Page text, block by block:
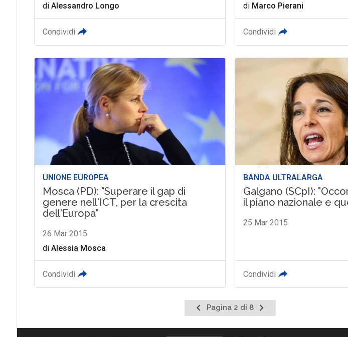
di Alessandro Longo
Condividi
di Marco Pierani
Condividi
UNIONE EUROPEA
Mosca (PD): "Superare il gap di
genere nell'ICT, per la crescita
dell'Europa"
26 Mar 2015
di Alessia Mosca
Condividi
BANDA ULTRALARGA
Galgano (SCpI):
il piano nazionale e
25 Mar 2015
Condividi
Pagina
precedente
Pagina 2 di 8
Pagina
successiva